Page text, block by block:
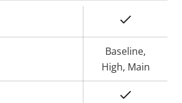
la
Baseline,
High, Main